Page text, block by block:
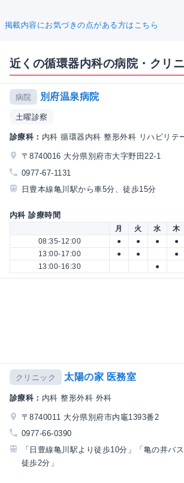
掲載内容にお気づきの点がある方はこちら
近くの循環器内科の病院・クリ
病院 別府温泉病院
土曜診察
診療科： 内科 循環器内科 整形外科 リハビリテ
〒8740016 大分県別府市大字野田22-1
0977-67-1131
日豊本線亀川駅から車5分、徒歩15分
内科 診療時間
月 火 水 木
08:35-12:00
● ● ● ●
13:00-17:00
● ● ●
13:00-16:30
●
クリニック 太陽の家 医務室
診療科： 内科 整形外科 外科
〒8740011 大分県別府市内竈1393番2
0977-66-0390
「日豊線亀川駅より徒歩10分」「亀の井バ
徒歩2分」